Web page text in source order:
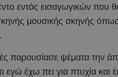
εντός εισαγωγικών που
μουσικής σκηνής
παρουσίασε ψέματα την
εγώ έχω πει για πτυχία και